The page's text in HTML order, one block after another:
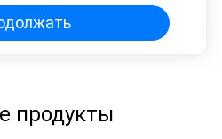
продукты